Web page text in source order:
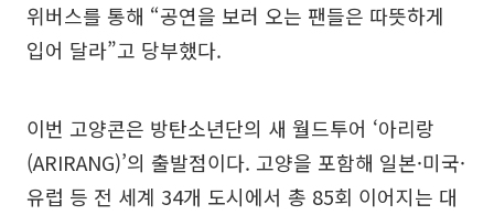
위버스를 통해 “공연을 보러 오는 팬들은 따뜻하게
입어 달라”고 당부했다.
이번 고양콘은 방탄소년단의 새 월드투어 ‘아리랑
(ARIRANG)’의 출발점이다. 고양을 포함해 일본·미국·
유럽 등 전 세계 34개 도시에서 총 85회 이어지는 대